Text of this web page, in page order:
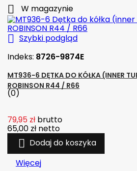
 W magazynie
 Szybki podgląd
Indeks: 8726-9874E
MT936-6 DĘTKA DO KÓŁKA (INNER
ROBINSON R44 / R66
(0)
79,95 zł brutto
65,00 zł netto
 Dodaj do koszyka
Więcej